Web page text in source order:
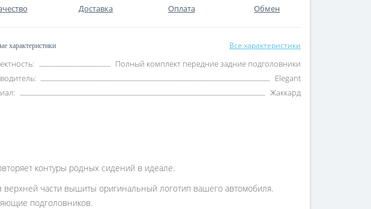
Доставка Оплата Обмен
характеристики Все характеристики
Полный комплект передние задние подголовники
Elegant
Жаккард
контуры родных сидений в идеале.
части вышиты оригинальный логотип вашего автомобиля.
подголовников.